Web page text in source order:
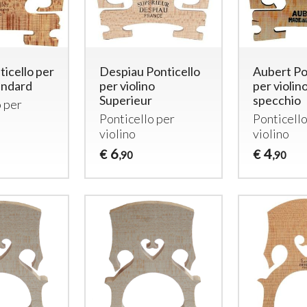
per
per
Despiau Ponticello
per violino
Superieur
Ponticello per
violino
€ 6,90
Aubert
per
specchio
violino
€ 4,90